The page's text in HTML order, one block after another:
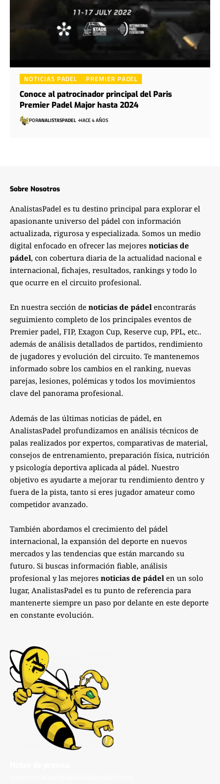
NOTICIAS PADEL PREMIER PADEL
Conoce al patrocinador principal del Paris
Premier Padel Major hasta 2024
PORANALISTASPADEL HACE 4 AÑOS
Sobre Nosotros
AnalistasPadel es tu destino principal para explorar el
apasionante universo del pádel con información
actualizada, rigurosa y especializada. Somos un medio
digital enfocado en ofrecer las mejores noticias de
pádel, con cobertura diaria de la actualidad nacional e
internacional, fichajes, resultados, rankings y todo lo
que ocurre en el circuito profesional.
En nuestra sección de noticias de pádel encontrarás
seguimiento completo de los principales eventos de
Premier padel, FIP, Exagon Cup, Reserve cup, PPL, etc..
además de análisis detallados de partidos, rendimiento
de jugadores y evolución del circuito. Te mantenemos
informado sobre los cambios en el ranking, nuevas
parejas, lesiones, polémicas y todos los movimientos
clave del panorama profesional.
Además de las últimas noticias de pádel, en
AnalistasPadel profundizamos en análisis técnicos de
palas realizados por expertos, comparativas de material,
consejos de entrenamiento, preparación física, nutrición
y psicología deportiva aplicada al pádel. Nuestro
objetivo es ayudarte a mejorar tu rendimiento dentro y
fuera de la pista, tanto si eres jugador amateur como
competidor avanzado.
También abordamos el crecimiento del pádel
internacional, la expansión del deporte en nuevos
mercados y las tendencias que están marcando su
futuro. Si buscas información fiable, análisis
profesional y las mejores noticias de pádel en un solo
lugar, AnalistasPadel es tu punto de referencia para
mantenerte siempre un paso por delante en este deporte
en constante evolución.